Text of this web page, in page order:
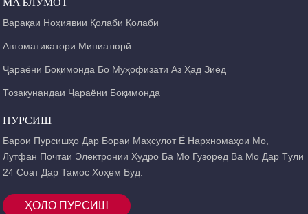
МАЪЛУМОТ
Варақаи Ноҳиявии Қолаби Қолаби
Автоматикатори Миниатюрӣ
Ҷараёни Боқимонда Бо Муҳофизати Аз Ҳад Зиёд
Тозакунандаи Ҷараёни Боқимонда
ПУРСИШ
Барои Пурсишҳо Дар Бораи Маҳсулот Ё Нархномаҳои Мо,
Лутфан Почтаи Электронии Худро Ба Мо Гузоред Ва Мо Дар Тӯли
24 Соат Дар Тамос Хоҳем Буд.
ҲОЛО ПУРСИШ